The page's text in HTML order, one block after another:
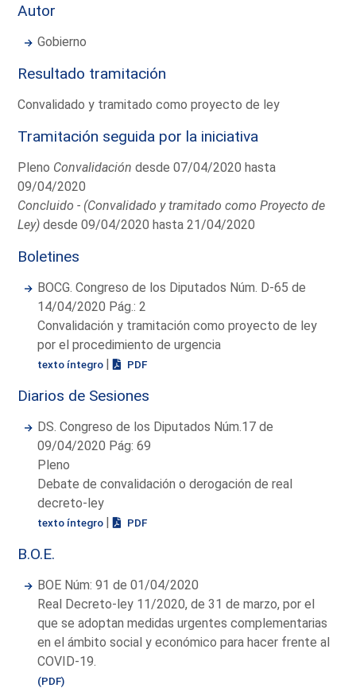
Autor
Gobierno
Resultado tramitación
Convalidado y tramitado como proyecto de ley
Tramitación seguida por la iniciativa
Pleno Convalidación desde 07/04/2020 hasta
09/04/2020
Concluido - (Convalidado y tramitado como Proyecto de
Ley) desde 09/04/2020 hasta 21/04/2020
Boletines
BOCG. Congreso de los Diputados Núm. D-65 de
14/04/2020 Pág.: 2
Convalidación y tramitación como proyecto de ley
por el procedimiento de urgencia
texto íntegro | PDF
Diarios de Sesiones
DS. Congreso de los Diputados Núm.17 de
09/04/2020 Pág: 69
Pleno
Debate de convalidación o derogación de real
decreto-ley
texto íntegro | PDF
B.O.E.
BOE Núm: 91 de 01/04/2020
Real Decreto-ley 11/2020, de 31 de marzo, por el
que se adoptan medidas urgentes complementarias
en el ámbito social y económico para hacer frente al
COVID-19.
(PDF)